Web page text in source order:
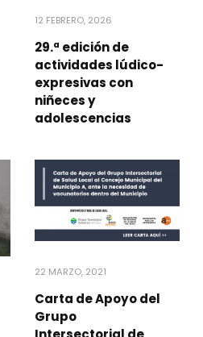
12 FEBRERO, 2026
29.ª edición de
actividades lúdico-
expresivas con
niñeces y
adolescencias
22 MARZO, 2021
Carta de Apoyo del
Grupo